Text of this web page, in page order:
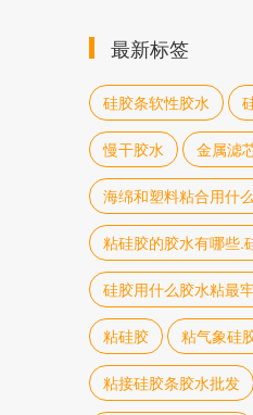
最新标签
硅胶条软性胶水
慢干胶水 金属滤
海绵和塑料粘合用什
粘硅胶的胶水有哪些.
硅胶用什么胶水粘最
粘硅胶 粘气象硅
粘接硅胶条胶水批发